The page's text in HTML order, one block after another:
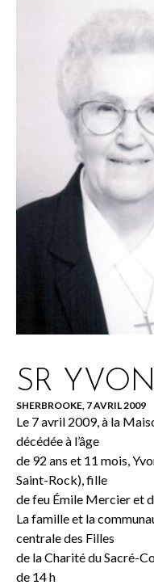
SR
SHERBROOKE, 7 AVRIL 2009
Le 7 avril 2009, à la
décédée à l’âge
de 92 ans et 11 mois,
Saint-Rock), fille
de feu Émile Mercier et
La famille et la
centrale des Filles
de la Charité du Sacré-
de 14 h